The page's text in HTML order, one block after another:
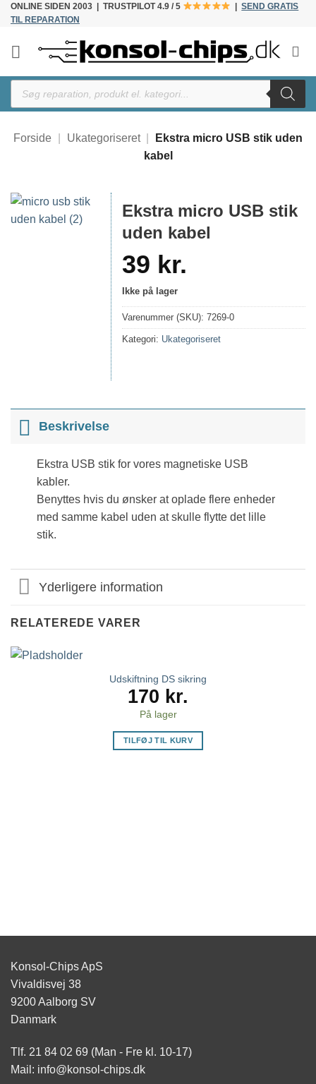
Fortsæt
indhold
ONLINE SIDEN 2003 | TRUSTPILOT 4.9 / 5 |SEND GRATIS
TIL REPARATION
Products
search
Forside Ukategoriseret
Ekstra micro USB stik uden
kabel
Ekstra micro USB stik
uden kabel
39 kr.
Ikke på lager
Varenummer (SKU): 7269-0
Kategori: Ukategoriseret
Beskrivelse
Ekstra USB stik for vores magnetiske USB
kabler.
Benyttes hvis du ønsker at oplade flere enheder
med samme kabel uden at skulle flytte det lille
stik.
Yderligere information
RELATEREDE VARER
Udskiftning DS sikring
170 kr.
På lager
TILFØJ TIL KURV
Konsol-Chips ApS
Vivaldisvej 38
9200 Aalborg SV
Danmark
Tlf. 21 84 02 69 (Man - Fre kl. 10-17)
Mail: info@konsol-chips.dk